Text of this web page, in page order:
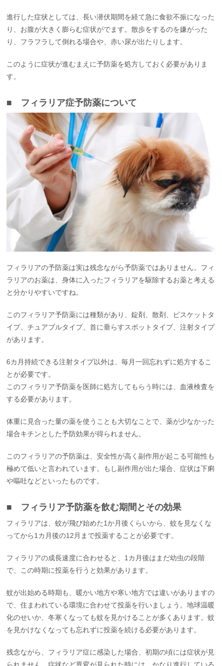
進行した症状としては、長い潜伏期間を経て急に食欲不振になった
り、お腹が大きく膨らむ症状がでます。散歩をするのを嫌がった
り、フラフラして倒れる場合や、赤い尿が出たりします。
このように症状が進むまえに予防薬を処方しておく必要がありま
す。
■ フィラリア症予防薬について
フィラリアの予防薬は実は残念ながら予防薬ではありません。フィ
ラリアのお薬は、身体に入ったフィラリアを駆除するお薬と考える
と分かりやすいですね。
このフィラリア予防薬には種類があり、錠剤、散剤、ビスケットタ
イプ、チュアブルタイプ、首に垂らすスポットタイプ、注射タイプ
があります。
6カ月持続できる注射タイプ以外は、毎月一回忘れずに処方するこ
とが必要です。
このフィラリア予防薬を医師に処方してもらう時には、血液検査を
する必要があります。
体重に見合った量の薬を使うことも大切なことで、薬が少なかった
場合キチンとした予防効果が得られません。
このフィラリアの予防薬は、安全性が高く副作用が起こる可能性も
極めて低いと言われています。もし副作用が出た場合、症状は下痢
や嘔吐などといったものです。
■ フィラリア予防薬を飲む期間とその効果
フィラリアは、蚊が飛び始めた1か月後くらいから、蚊を見なくな
ってから1カ月後の12月まで投薬することが必要です。
フィラリアの成長速度に合わせると、1カ月後はまだ幼虫の段階
で、この時期に投薬を行うと効果があります。
蚊が出始める時期も、暖かい地方や寒い地方では違いがありますの
で、住まわれている環境に合わせて投薬を行いましょう。地球温暖
化のせいか、冬寒くなっても蚊を見かけることが多くあります。蚊
を見かけなくなっても忘れずに投薬を続ける必要があります。
残念ながら、フィラリア症に感染した場合、初期の頃には症状が見